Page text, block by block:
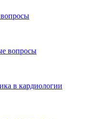
вопросы
в кардиологии